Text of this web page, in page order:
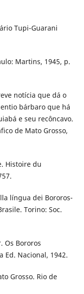
Tupi-Guarani
Martins, 1945, p.
notícia que dá o
bárbaro que há
e seu recôncavo.
de Mato Grosso,
Histoire du
língua dei Bororos-
Torino: Soc.
Os Bororos
Ed. Nacional, 1942.
Grosso. Rio de